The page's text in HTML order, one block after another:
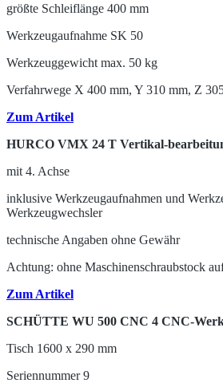
größte Schleiflänge 400 mm
Werkzeugaufnahme SK 50
Werkzeuggewicht max. 50 kg
Verfahrwege X 400 mm, Y 310 mm, Z
Zum Artikel
HURCO VMX 24 T Vertikal-
mit 4. Achse
inklusive Werkzeugaufnahmen und
Werkzeugwechsler
technische Angaben ohne Gewähr
Achtung: ohne Maschinenschraubstock
Zum Artikel
SCHÜTTE WU 500 CNC 4 CNC-
Tisch 1600 x 290 mm
Seriennummer 9